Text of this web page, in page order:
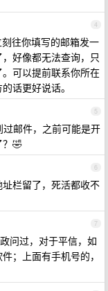
4
往你填写的邮箱发一
好像都无法查询，只
可以提前联系你所在
话更好说话。
5
邮件，之前可能是开
？🤣
6
栏留了，死活都收不
7
问过，对于平信，如
；上面有手机号的，